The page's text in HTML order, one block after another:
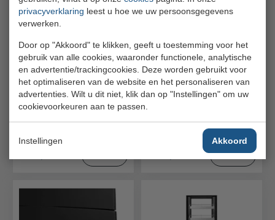
privacyverklaring leest u hoe we uw persoonsgegevens
verwerken.
Door op "Akkoord" te klikken, geeft u toestemming voor het
gebruik van alle cookies, waaronder functionele, analytische
en advertentie/trackingcookies. Deze worden gebruikt voor
het optimaliseren van de website en het personaliseren van
advertenties. Wilt u dit niet, klik dan op "Instellingen" om uw
cookievoorkeuren aan te passen.
Instellingen Akkoord
Koelvitrinekast 68L,
Arktic, Zwart,
230V/170W,
444x397x(H)875mm
Koelvitrinekast 98L,
Arktic, Zwart,
230V/210W,
Bestel